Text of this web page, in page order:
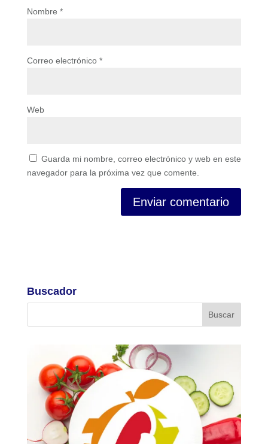
Nombre *
Correo electrónico *
Web
Guarda mi nombre, correo electrónico y web en este
navegador para la próxima vez que comente.
Buscador